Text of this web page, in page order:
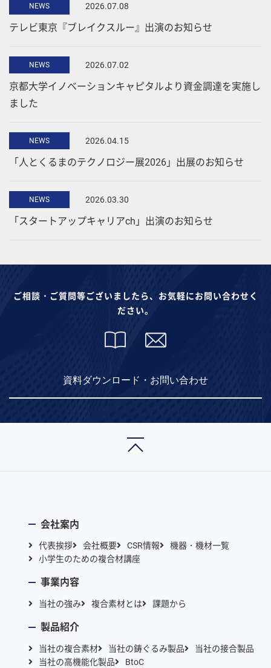
NEWS 2026.07.08
テレビ東京『ブレイクスルー』出演のお知らせ
NEWS 2026.07.02
京都大学イノベーションキャピタルより資金調達を実施し
ました
NEWS 2026.04.15
「人とくるまのテクノロジー展2026」出展のお知らせ
NEWS 2026.03.30
「スタートアップキャリアch」出演のお知らせ
ご相談・ご質問等ございましたら、お気軽にお問い合わせく
ださい。
資料ダウンロード・お問い合わせ
会社案内
代表挨拶 会社概要 CSR情報
機器・機材一覧
小学生のための複合材講座
事業内容
当社の強み 複合素材とは 課題から
製品紹介
当社の複合素材 当社の鋳ぐるみ製品
当社の接合製品
当社の高機能化製品
BtoC